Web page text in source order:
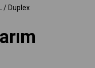
/ Duplex